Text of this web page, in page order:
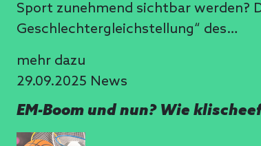
Sport zunehmend sichtbar werden?
Geschlechtergleichstellung“ des…
mehr dazu
29.09.2025 News
EM-Boom und nun? Wie